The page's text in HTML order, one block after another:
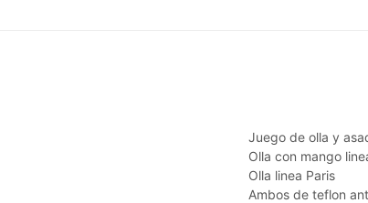
Juego de olla y
Olla con mango
Olla linea Paris
Ambos de teflon